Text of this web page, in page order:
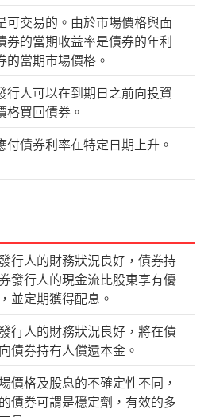
可交易的。由於市場價格與面
券的當期收益率是債券的年利
的當期市場價格。
行人可以在到期日之前向投資
格買回債券。
付債券利率在特定日期上升。
行人的財務狀況良好，債券持
發行人的現金流比股東享有優
並定期獲得配息。
行人的財務狀況良好，將在債
債券持有人償還本金。
價格及股息的不確定性不同，
債券可謂是穩定劑，有效的多